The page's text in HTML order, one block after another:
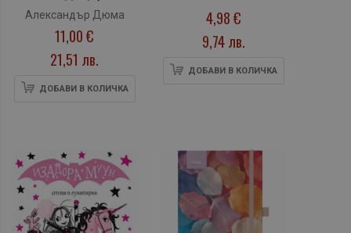
Александър Дюма
11,00 €
21,51 лв.
ДОБАВИ В КОЛИЧКА
Bird, твърда
корица, 96 л.
4,98 €
9,74 лв.
ДОБАВИ В КОЛИЧКА